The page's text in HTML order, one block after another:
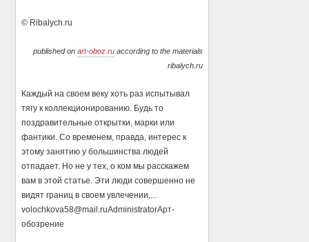
© Ribalych.ru
published on art-oboz.ruaccording to the materials
ribalych.ru
Каждый на своем веку хоть раз испытывал
тягу к коллекционированию. Будь то
поздравительные открытки, марки или
фантики. Со временем, правда, интерес к
этому занятию у большинства людей
отпадает. Но не у тех, о ком мы расскажем
вам в этой статье. Эти люди совершенно не
видят границ в своем увлечении,...
volochkova58@mail.ruAdministratorАрт-
обозрение